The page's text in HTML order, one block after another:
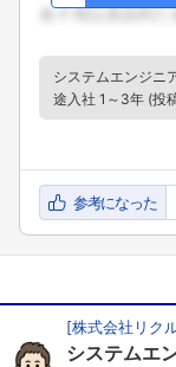
システムエンジニ
途入社 1～3年 (投
参考になった
[株式会社リク
システムエ